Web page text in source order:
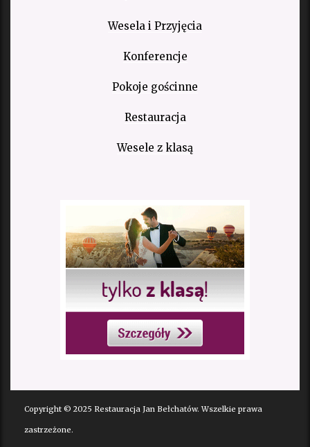
Wesela i Przyjęcia
Konferencje
Pokoje gościnne
Restauracja
Wesele z klasą
Copyright © 2025 Restauracja Jan Bełchatów. Wszelkie prawa
zastrzeżone.